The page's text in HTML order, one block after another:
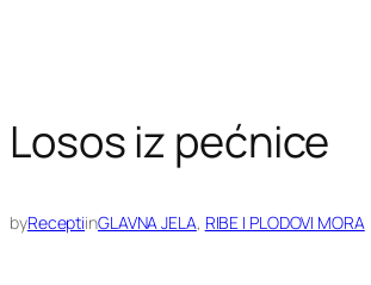
Losos iz pećnice
byReceptiinGLAVNA JELA, RIBE I PLODOVI MORA